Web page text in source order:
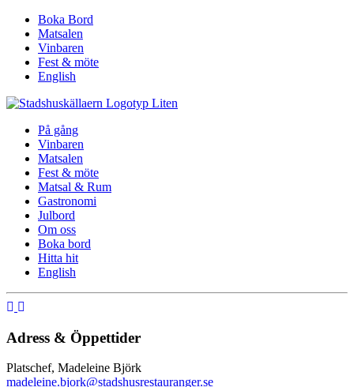
Boka Bord
Matsalen
Vinbaren
Fest & möte
English
På gång
Vinbaren
Matsalen
Fest & möte
Matsal & Rum
Gastronomi
Julbord
Om oss
Boka bord
Hitta hit
English
Adress & Öppettider
Platschef, Madeleine Björk
madeleine.bjork@stadshusrestauranger.se